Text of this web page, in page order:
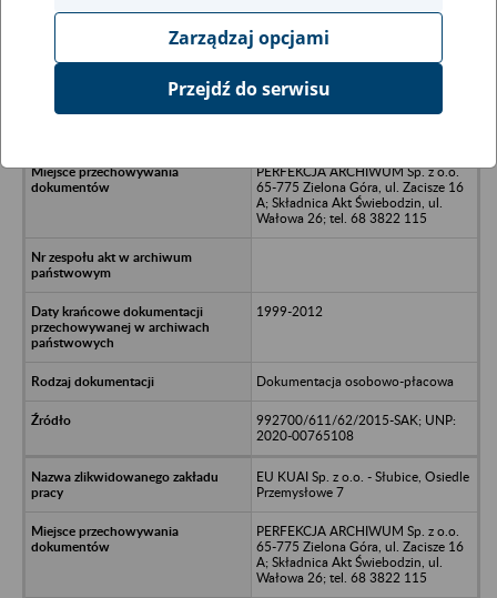
Ukryj wszystkie pozycje bazy
REMOBUDEX SP. z o.o. - Żary, ul.
PERFEKCJA ARCHIWUM Sp. z o.o.
65-775 Zielona Góra, ul. Zacisze 16
A; Składnica Akt Świebodzin, ul.
Wałowa 26; tel. 68 3822 115
1999-2012
Dokumentacja osobowo-płacowa
992700/611/62/2015-SAK; UNP:
2020-00765108
EU KUAI Sp. z o.o. - Słubice, Osiedle
Przemysłowe 7
PERFEKCJA ARCHIWUM Sp. z o.o.
65-775 Zielona Góra, ul. Zacisze 16
A; Składnica Akt Świebodzin, ul.
Wałowa 26; tel. 68 3822 115
Zarządzaj opcjami
Przejdź do serwisu